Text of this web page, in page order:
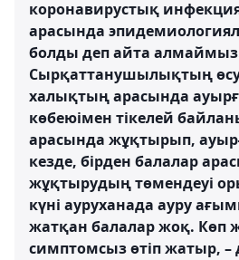
коронавирустық
арасында
болды деп айта
Сырқаттанушылықтың
халықтың арасында
көбеюімен тікелей
арасында жұқтырып,
кезде, бірден балалар
жұқтырудың төмендеуі
күні ауруханада ауру
жатқан балалар жоқ. Көп
симптомсыз өтіп жатыр, –